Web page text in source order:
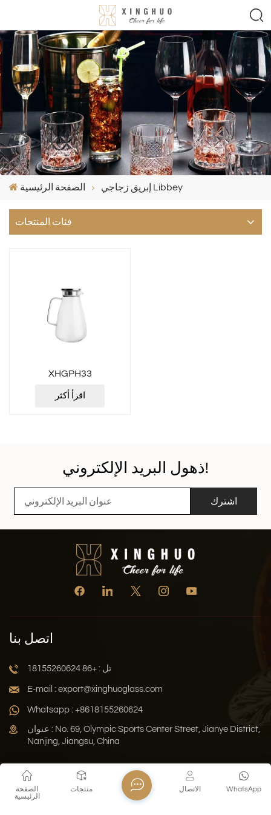
الصفحة الرئيسية إبريق زجاجي Libbey
فئات المنتجات
XHGPH33
اقرأ أكثر
ذهول البريد الإلكتروني!
اشترك
اتصل بنا
تل : +86 18155260624
E-mail : export@xinghuoglass.com
Whatsapp : +8618155260624
عنوان : No. 69, Olympic Sports Center Street, Jianye District,
Nanjing, Jiangsu, China
Xml سياسة الخصوصية المدونة
خريطة الموقع
حقوق النشر © 2026 Jiangsu Xinghuo Technology Co., Ltd. جميع
الصفحة
الرئيسية
منتجات WhatsApp الاتصال